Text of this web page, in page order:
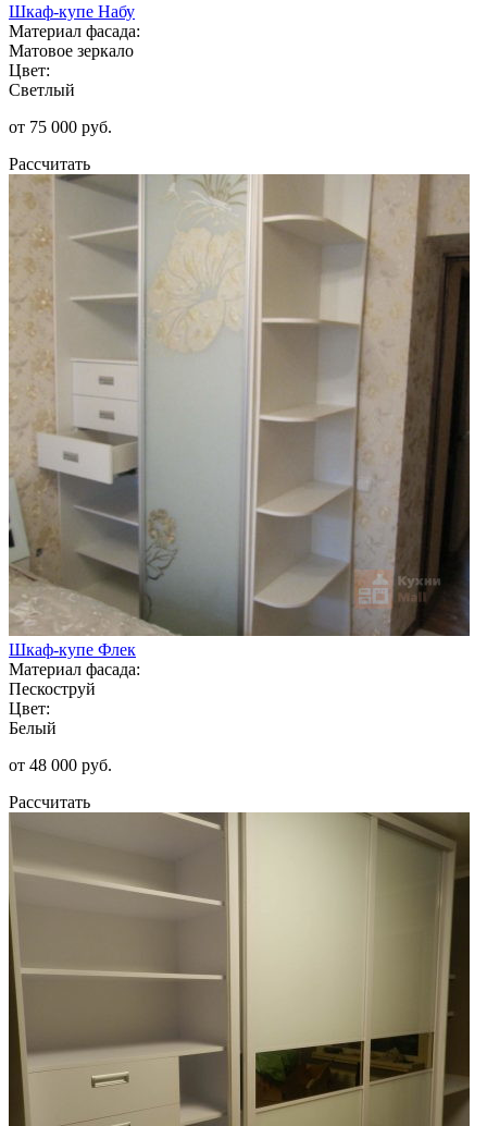
Шкаф-купе Набу
Материал фасада:
Матовое зеркало
Цвет:
Светлый
от 75 000 руб.
Рассчитать
Шкаф-купе Флек
Материал фасада:
Пескоструй
Цвет:
Белый
от 48 000 руб.
Рассчитать